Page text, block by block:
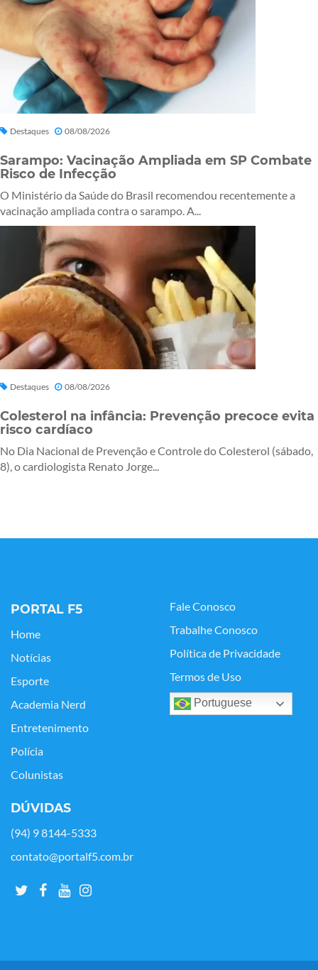
Destaques 08/08/2026
Sarampo: Vacinação Ampliada em SP Combate
Risco de Infecção
O Ministério da Saúde do Brasil recomendou recentemente a
vacinação ampliada contra o sarampo. A...
Destaques 08/08/2026
Colesterol na infância: Prevenção precoce evita
risco cardíaco
No Dia Nacional de Prevenção e Controle do Colesterol (sábado,
8), o cardiologista Renato Jorge...
PORTAL F5
Home
Notícias
Esporte
Academia Nerd
Entretenimento
Polícia
Colunistas
Fale Conosco
Trabalhe Conosco
Política de Privacidade
Termos de Uso
Portuguese
DÚVIDAS
(94) 9 8144-5333
contato@portalf5.com.br